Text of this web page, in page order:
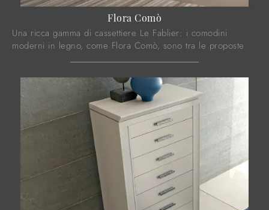
Flora Comò
Una ricca gamma di cassettiere Le Fablier: i comodini
moderni in legno, come Flora Comò, sono tra le proposte